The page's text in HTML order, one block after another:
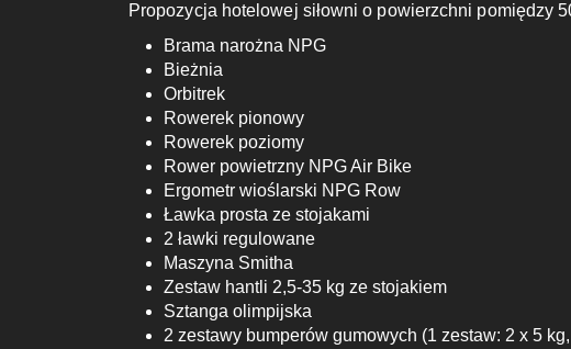
Propozycja hotelowej siłowni o powierzchni pomiędzy
Brama narożna NPG
Bieżnia
Orbitrek
Rowerek pionowy
Rowerek poziomy
Rower powietrzny NPG Air Bike
Ergometr wioślarski NPG Row
Ławka prosta ze stojakami
2 ławki regulowane
Maszyna Smitha
Zestaw hantli 2,5-35 kg ze stojakiem
Sztanga olimpijska
2 zestawy bumperów gumowych (1 zestaw: 2 x 5